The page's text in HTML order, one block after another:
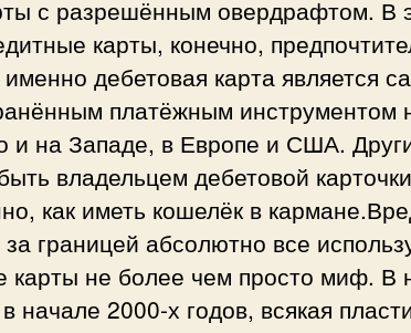
с разрешённым овердрафтом. В
карты, конечно,
дебетовая карта является
платёжным инструментом
и на Западе, в Европе и США.
владельцем дебетовой
как иметь кошелёк в
границей абсолютно все
карты не более чем просто миф. В
начале 2000-х годов, всякая